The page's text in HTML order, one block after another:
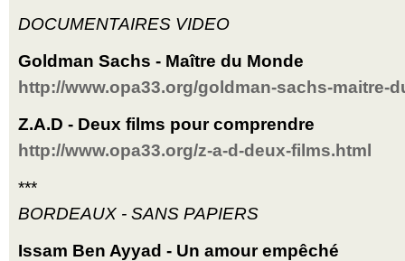
DOCUMENTAIRES VIDEO
Goldman Sachs - Maître du Monde
http://www.opa33.org/goldman-sachs-maitre-
Z.A.D - Deux films pour comprendre
http://www.opa33.org/z-a-d-deux-films.html
***
BORDEAUX - SANS PAPIERS
Issam Ben Ayyad - Un amour empêché